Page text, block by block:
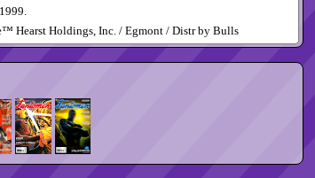
Hearst Holdings, Inc. / Egmont / Distr by Bulls